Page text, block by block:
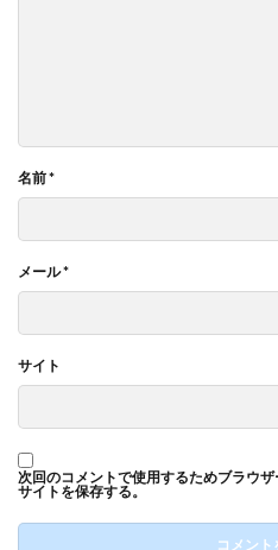
名前*
メール*
サイト
次回のコメントで使用するためブラウザ
サイトを保存する。